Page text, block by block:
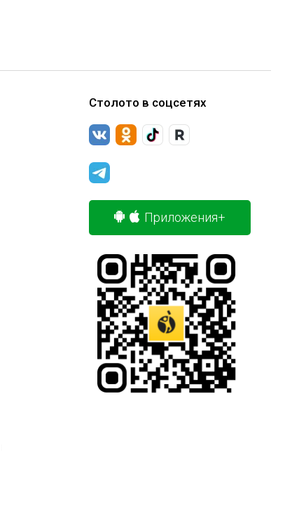
Столото в соцсетях
Приложения+